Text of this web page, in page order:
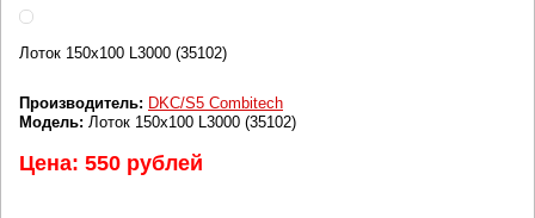
Лоток 150х100 L3000 (35102)
Производитель: DKC/S5 Combitech
Модель: Лоток 150х100 L3000 (35102)
Цена: 550 рублей